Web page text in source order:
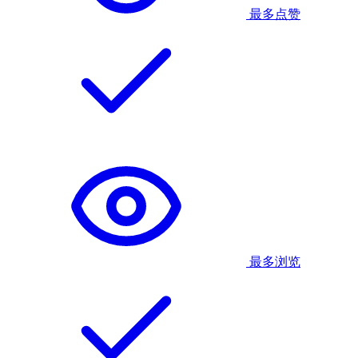
最多点赞
最多浏览